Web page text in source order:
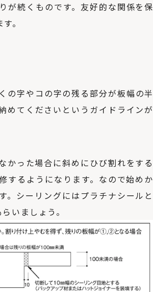
が続くものです。友好的な関係を保
。
の字やコの字の残る部分が板幅の半
めてくださいというガイドラインが
かった場合に斜めにひび割れをする
するようになります。なので始めか
。シーリングにはプラチナシールと
いましょう。